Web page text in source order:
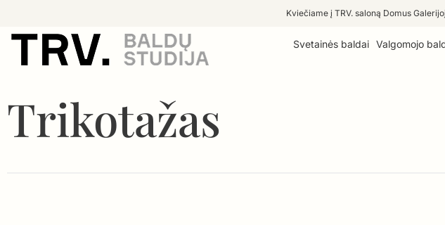
Kviečiame į TRV. saloną Domus
Svetainės baldai Valgomojo
Trikotažas